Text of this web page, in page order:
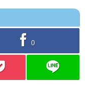
facebook 0
line